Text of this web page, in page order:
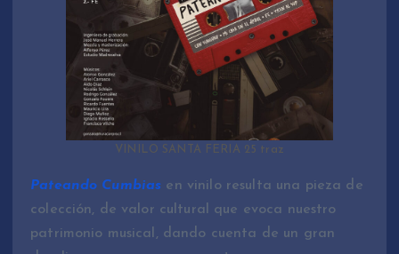
VINILO SANTA FERIA 25 traz
Pateando Cumbias en vinilo resulta una pieza de
colección, de valor cultural que evoca nuestro
patrimonio musical, dando cuenta de un gran